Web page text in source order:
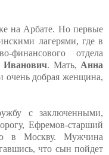
на Арбате. Но первые
лагерями, где в
финансового отдела
Иванович. Мать,Анна
очень добрая женщина,
с заключенными,
Ефремов-старший
в Москву. Мужчина
что сын пойдет